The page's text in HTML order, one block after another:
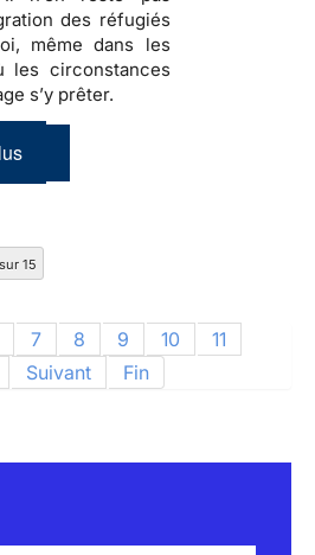
des réfugiés
même dans les
les circonstances
s’y prêter.
15
7 8 9 10
11
Suivant Fin